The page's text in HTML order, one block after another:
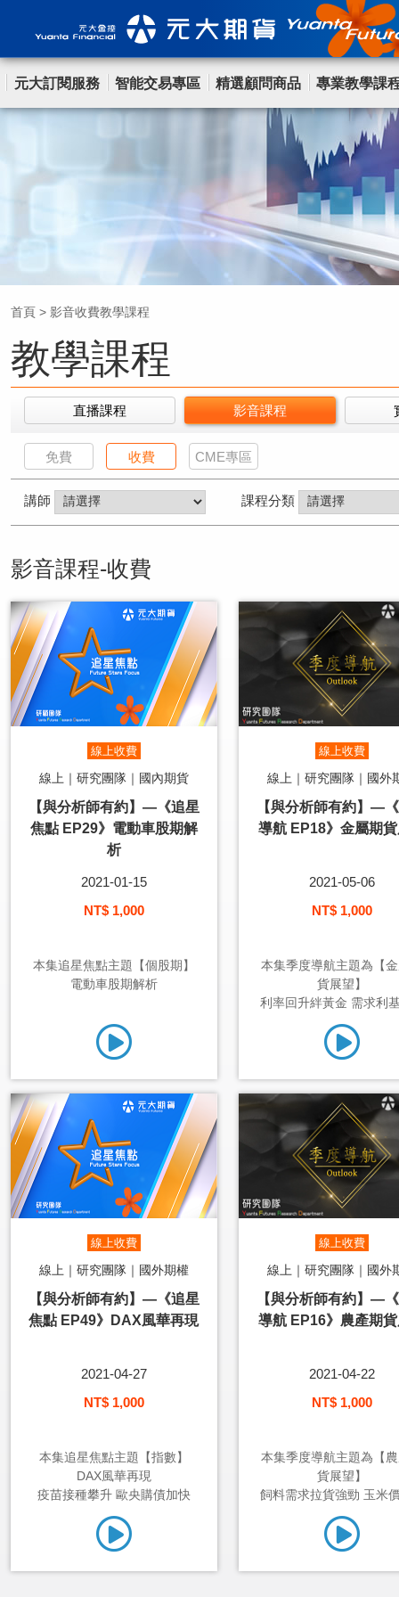
元大訂閱服務 智能交易專區 精選顧問商品 專業教學課
首頁 > 影音收費教學課程
教學課程
直播課程 影音課程
免費 收費 CME專區
講師 課程分類
影音課程-收費
線上收費
線上｜研究團隊｜國內期貨
【與分析師有約】—《追星
焦點 EP29》電動車股期解
析
2021-01-15
NT$ 1,000
本集追星焦點主題【個股期】
電動車股期解析
線上收費
線上｜研究團隊｜國外
【與分析師有約】—
導航 EP18》金屬期
2021-05-06
NT$ 1,000
本集季度導航主題為【
貨展望】
利率回升絆黃金 需求利
線上收費
線上｜研究團隊｜國外期權
【與分析師有約】—《追星
焦點 EP49》DAX風華再現
2021-04-27
NT$ 1,000
本集追星焦點主題【指數】
DAX風華再現
疫苗接種攀升 歐央購債加快
線上收費
線上｜研究團隊｜國外
【與分析師有約】—
導航 EP16》農產期
2021-04-22
NT$ 1,000
本集季度導航主題為【
貨展望】
飼料需求拉貨強勁 玉米